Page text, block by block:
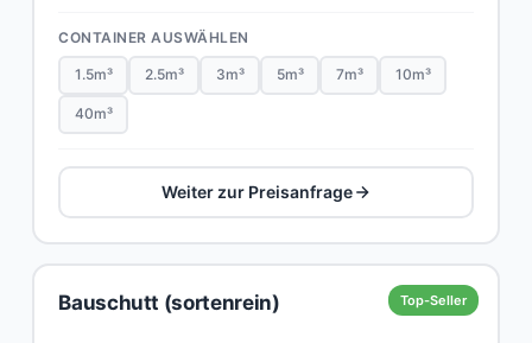
CONTAINER AUSWÄHLEN
1.5m³ 2.5m³ 3m³ 5m³ 7m³ 10m³
40m³
Weiter zur Preisanfrage
Top-Seller
Bauschutt (sortenrein)